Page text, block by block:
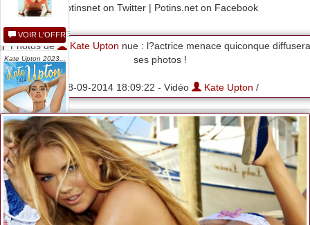
Follow us: @potinsnet on Twitter | Potins.net on Facebook
Photos de Kate Upton nue : l?actrice menace quiconque diffusera
ses photos !
08-09-2014 18:09:22 - Vidéo Kate Upton /
VOIR L'OFFRE
Kate Upton 2023...
VOIR L'OFFRE
Mmmu Kate
Upton...